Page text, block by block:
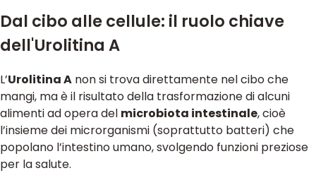
Dal cibo alle cellule: il ruolo chiave
dell'Urolitina A
L’Urolitina A non si trova direttamente nel cibo che
mangi, ma è il risultato della trasformazione di alcuni
alimenti ad opera del microbiota intestinale, cioè
l’insieme dei microrganismi (soprattutto batteri) che
popolano l’intestino umano, svolgendo funzioni preziose
per la salute.